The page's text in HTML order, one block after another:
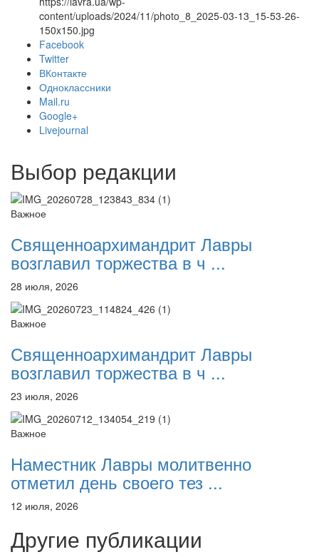
Онлайн трансляции
12 сентября 2015
12 сентября 2015
12 сентября 2015
12 сентября 2015
12 сентября 2015
12 сентября 2015Название трансляции
12 сентября 2015Название трансляции
Перейти к архиву
content/uploads/2024/11/photo_8_2025-03-13_15-53-26-
150x150.jpg
Facebook
Twitter
ВКонтакте
Одноклассники
Mail.ru
Google+
Livejournal
Выбор редакции
Важное
Священноархимандрит Лавры
возглавил торжества в ч ...
28 июля, 2026
Важное
Священноархимандрит Лавры
возглавил торжества в ч ...
23 июля, 2026
Важное
Наместник Лавры молитвенно
отметил день своего тез ...
12 июля, 2026
Другие публикации